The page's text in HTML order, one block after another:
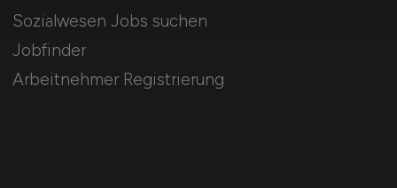
Sozialwesen Jobs suchen
Jobfinder
Arbeitnehmer Registrierung